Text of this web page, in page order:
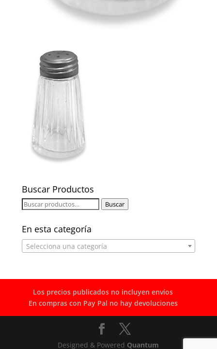
Buscar Productos
Buscar
Buscar
En esta categoría
Selecciona una categoría
Los precios publicados no incluyen envíos
En compras con Pay Pal no hay devoluciones
Designed & Powered Quantum